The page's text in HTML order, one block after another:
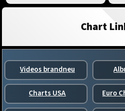
Chart
Videos brandneu
Charts USA Euro